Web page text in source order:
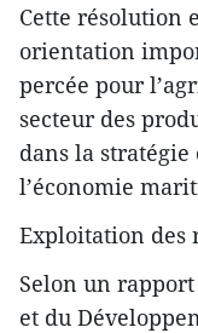
Cette résolution
orientation
percée pour
secteur des
dans la
l’économie
Exploitation des
Selon un
et du